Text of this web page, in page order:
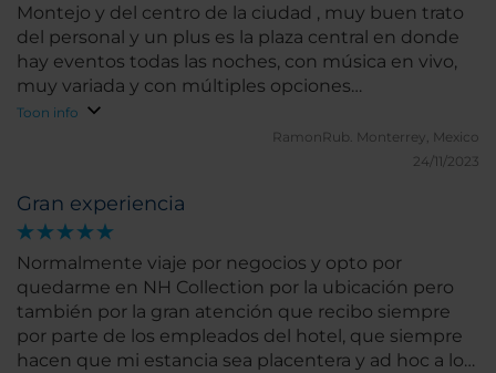
Gran experiencia
Normalmente viaje por negocios y opto por
quedarme en NH Collection por la ubicación pero
también por la gran atención que recibo siempre
por parte de los empleados del hotel, que siempre
hacen que mi estancia sea placentera y ad hoc a lo
Montejo y del centro de la ciudad , muy buen trato
del personal y un plus es la plaza central en donde
hay eventos todas las noches, con música en vivo,
muy variada y con múltiples opciones
gastronómicas de buena calidad.
Toon info
RamonRub. Monterrey, Mexico
24/11/2023